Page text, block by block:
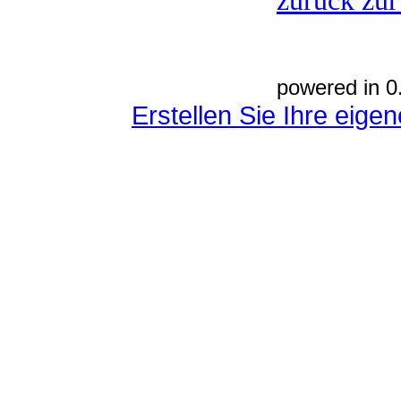
powered in
Erstellen Sie Ihre